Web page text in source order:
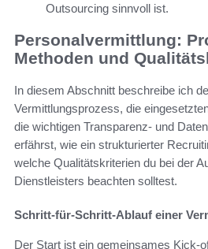
Outsourcing sinnvoll ist.
Personalvermittlung:
Methoden und
In diesem Abschnitt beschreibe ich
Vermittlungsprozess, die
die wichtigen Transparenz- und
erfährst, wie ein strukturierter
welche Qualitätskriterien du bei der
Dienstleisters beachten solltest.
Schritt-für-Schritt-Ablauf einer
Der Start ist ein gemeinsames Kick-